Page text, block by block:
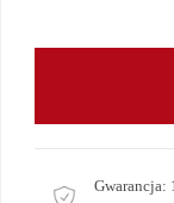
Gwarancja: